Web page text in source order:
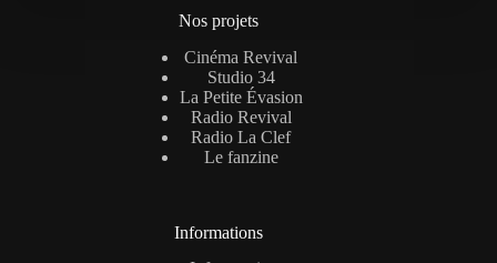
Nos projets
Cinéma Revival
Studio 34
La Petite Évasion
Radio Revival
Radio La Clef
Le fanzine
Informations